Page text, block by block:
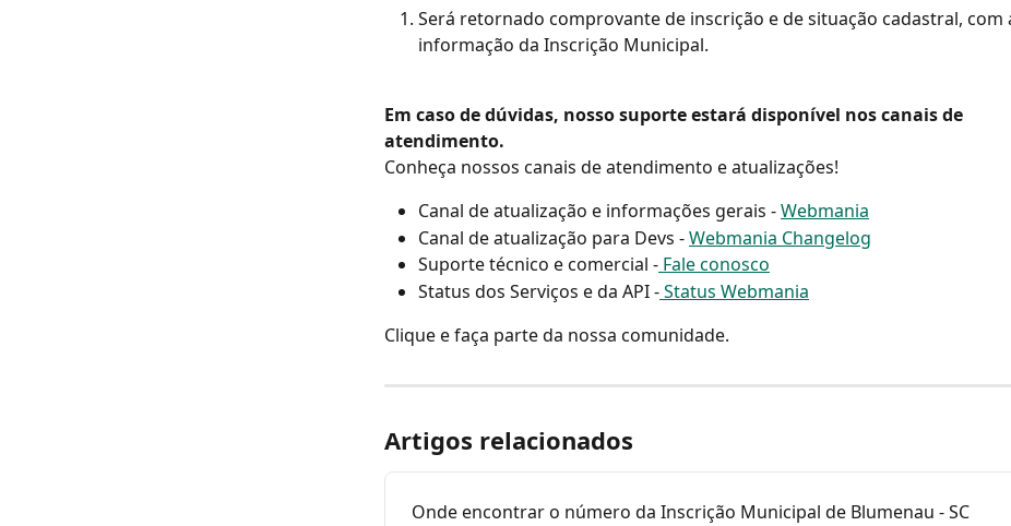
Será retornado comprovante de inscrição e de situação cadastral, com
informação da Inscrição Municipal.
Em caso de dúvidas, nosso suporte estará disponível nos canais de
atendimento.
Conheça nossos canais de atendimento e atualizações!
Canal de atualização e informações gerais - Webmania
Canal de atualização para Devs - Webmania Changelog
Suporte técnico e comercial - Fale conosco
Status dos Serviços e da API - Status Webmania
Clique e faça parte da nossa comunidade.
Artigos relacionados
Onde encontrar o número da Inscrição Municipal de Blumenau - SC